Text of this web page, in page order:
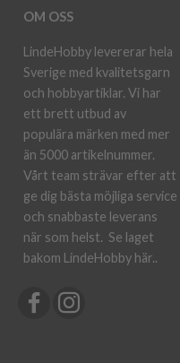
OM OSS
LindeHobby levererar hela
Sverige med kvalitetsgarn
och hobbyartiklar. Vi har
ett brett utbud av
populära märken med mer
än 5000 artikelnummer.
Vårt team strävar efter att
ge dig bästa möjliga service
och snabbaste leverans
när som helst. Se laget
bakom LindeHobby här..